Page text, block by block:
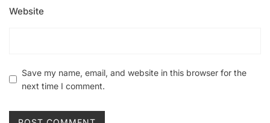
Website
Save my name, email, and website in this browser for the
next time I comment.